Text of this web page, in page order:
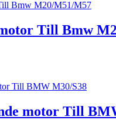
Till Bmw
motor Till